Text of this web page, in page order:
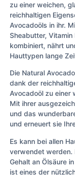
zu einer weichen,
reichhaltigen
Avocadoöls in ihr.
Sheabutter,
kombiniert, nährt
Hauttypen lange
Die Natural
dank der
Avocadoöl zu einer
Mit ihrer
und das
und erneuert sie
Es kann bei allen
verwendet werden.
Gehalt an Ölsäure
ist eines der